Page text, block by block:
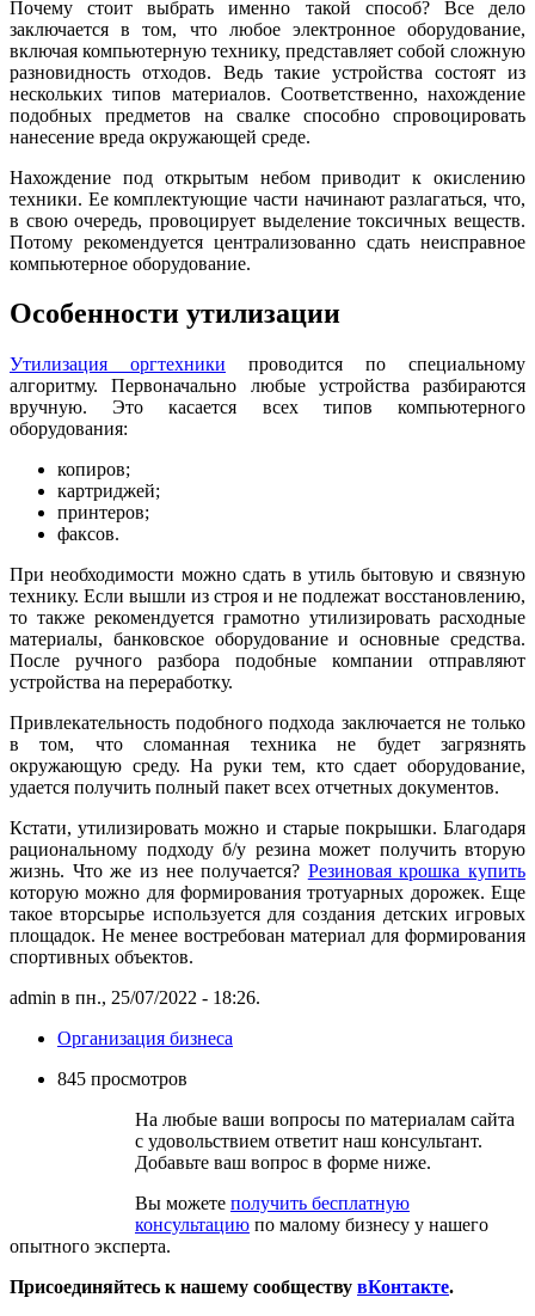
Почему стоит выбрать именно такой способ? Все дело
заключается в том, что любое электронное оборудование,
включая компьютерную технику, представляет собой сложную
разновидность отходов. Ведь такие устройства состоят из
нескольких типов материалов. Соответственно, нахождение
подобных предметов на свалке способно спровоцировать
нанесение вреда окружающей среде.
Нахождение под открытым небом приводит к окислению
техники. Ее комплектующие части начинают разлагаться, что,
в свою очередь, провоцирует выделение токсичных веществ.
Потому рекомендуется централизованно сдать неисправное
компьютерное оборудование.
Особенности утилизации
Утилизация оргтехники проводится по специальному
алгоритму. Первоначально любые устройства разбираются
вручную. Это касается всех типов компьютерного
оборудования:
копиров;
картриджей;
принтеров;
факсов.
При необходимости можно сдать в утиль бытовую и связную
технику. Если вышли из строя и не подлежат восстановлению,
то также рекомендуется грамотно утилизировать расходные
материалы, банковское оборудование и основные средства.
После ручного разбора подобные компании отправляют
устройства на переработку.
Привлекательность подобного подхода заключается не только
в том, что сломанная техника не будет загрязнять
окружающую среду. На руки тем, кто сдает оборудование,
удается получить полный пакет всех отчетных документов.
Кстати, утилизировать можно и старые покрышки. Благодаря
рациональному подходу б/у резина может получить вторую
жизнь. Что же из нее получается? Резиновая крошка купить
которую можно для формирования тротуарных дорожек. Еще
такое вторсырье используется для создания детских игровых
площадок. Не менее востребован материал для формирования
спортивных объектов.
admin в пн., 25/07/2022 - 18:26.
Организация бизнеса
845 просмотров
На любые ваши вопросы по материалам сайта
с удовольствием ответит наш консультант.
Добавьте ваш вопрос в форме ниже.
Вы можете получить бесплатную
консультацию по малому бизнесу у нашего
опытного эксперта.
Присоединяйтесь к нашему сообществу вКонтакте.